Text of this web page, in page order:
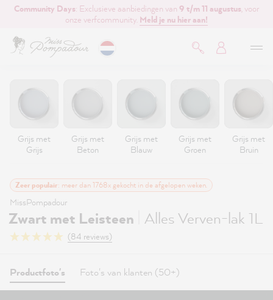
hoofdinhoud
Community Days: Exclusieve aanbiedingen van 9 t/m 11 augustus , voor
onze verfcommunity. Meld je nu hier aan!
Grijs met
Grijs
Grijs met
Beton
Grijs met
Blauw
Grijs met
Groen
Grijs met
Bruin
Zeer populair: meer dan 1768x gekocht in de afgelopen weken.
MissPompadour
Zwart met Leisteen Alles Verven-lak 1L
(84 reviews)
Productfoto's Foto's van klanten (50+)